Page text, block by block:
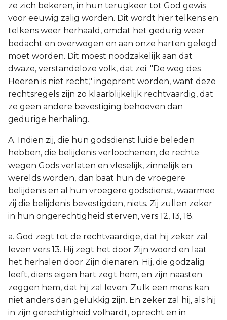
ze zich bekeren, in hun terugkeer tot God gewis
voor eeuwig zalig worden. Dit wordt hier telkens en
telkens weer herhaald, omdat het gedurig weer
bedacht en overwogen en aan onze harten gelegd
moet worden. Dit moest noodzakelijk aan dat
dwaze, verstandeloze volk, dat zei: "De weg des
Heeren is niet recht," ingeprent worden, want deze
rechtsregels zijn zo klaarblijkelijk rechtvaardig, dat
ze geen andere bevestiging behoeven dan
gedurige herhaling.
A. Indien zij, die hun godsdienst luide beleden
hebben, die belijdenis verloochenen, de rechte
wegen Gods verlaten en vleselijk, zinnelijk en
werelds worden, dan baat hun de vroegere
belijdenis en al hun vroegere godsdienst, waarmee
zij die belijdenis bevestigden, niets. Zij zullen zeker
in hun ongerechtigheid sterven, vers 12, 13, 18.
a. God zegt tot de rechtvaardige, dat hij zeker zal
leven vers 13. Hij zegt het door Zijn woord en laat
het herhalen door Zijn dienaren. Hij, die godzalig
leeft, diens eigen hart zegt hem, en zijn naasten
zeggen hem, dat hij zal leven. Zulk een mens kan
niet anders dan gelukkig zijn. En zeker zal hij, als hij
in zijn gerechtigheid volhardt, oprecht en in